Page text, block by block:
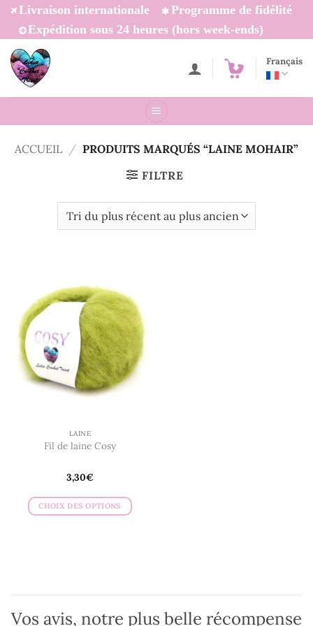
Passer
contenu
Livraison internationale
Programme de fidélité
Expédition sous 24 heures (hors week-ends)
Français
ACCUEIL / PRODUITS MARQUÉS “LAINE MOHAIR”
FILTRE
LAINE
Fil de laine Cosy
3,30€
CHOIX DES OPTIONS
Vos avis, notre plus belle récompense